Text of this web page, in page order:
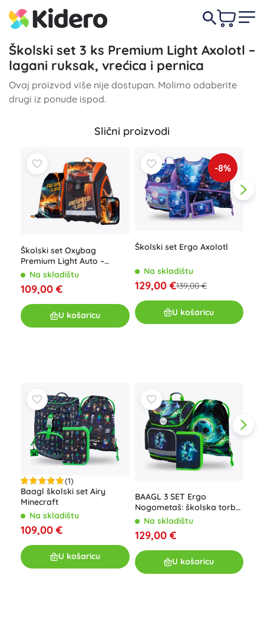
Školski set 3 ks Premium Light Axolotl –
lagani ruksak, vrećica i pernica
Ovaj proizvod više nije dostupan. Molimo odaberite
drugi iz ponude ispod.
Slični proizvodi
Školski set Oxybag
Premium Light Auto –
ruksak, vrećica i pernica
Na skladištu
109,00 €
U košaricu
-8%
Školski set Ergo Axolotl
Na skladištu
129,00 €139,00 €
U košaricu
(1)
Baagl školski set Airy
Minecraft
Na skladištu
109,00 €
U košaricu
BAAGL 3 SET Ergo
Nogometaš: školska torba,
pernica, vrećica
Na skladištu
129,00 €
U košaricu